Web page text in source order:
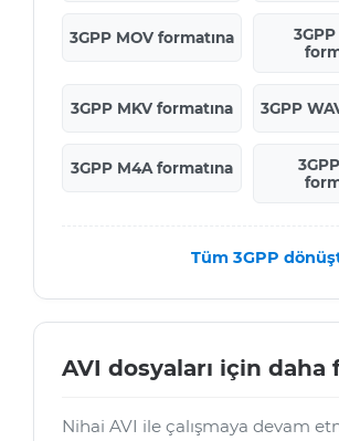
3GPP MOV formatına
3GPP MKV formatına 3GPP
3GPP M4A formatına
Tüm 3GPP
AVI dosyaları için daha
Nihai AVI ile çalışmaya devam